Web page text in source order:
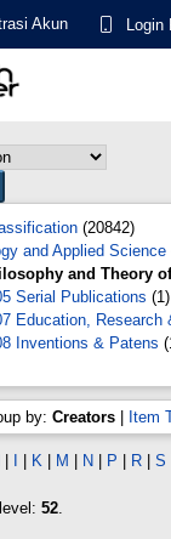
Akun Login
(20842)
and Applied Science
and Theory
Serial Publications (1)
Education, Research
Inventions & Patens
by: Creators Item
K M N P R S
52.